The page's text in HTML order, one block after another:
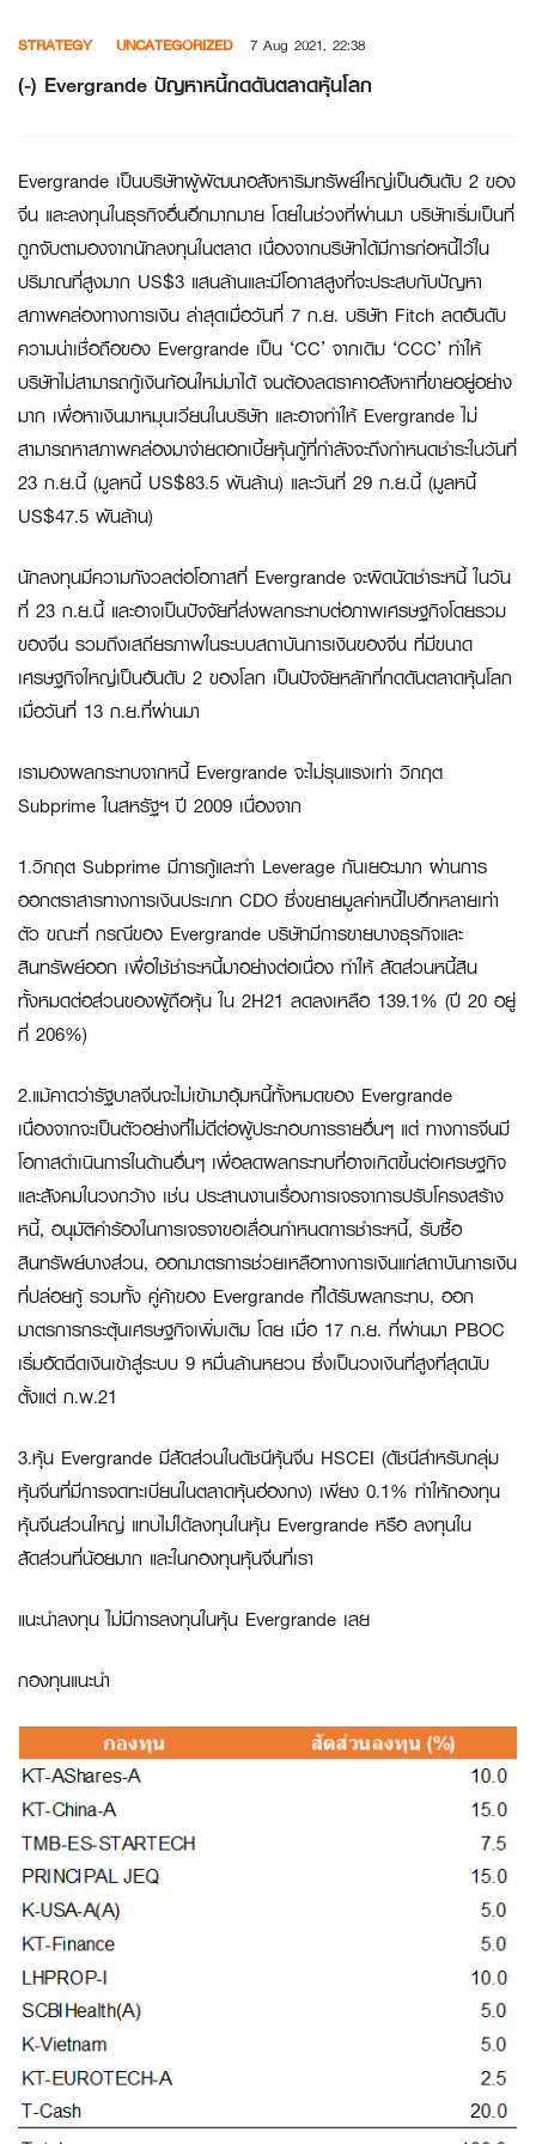
content
STRATEGY UNCATEGORIZED 7 Aug 2021, 22:38
(-) Evergrande ปัญหาหนี้กดดันตลาดหุ้นโลก
Evergrande เป็นบริษัทผู้พัฒนาอสังหาริมทรัพย์ใหญ่เป็นอันดับ 2 ของ
จีน และลงทุนในธุรกิจอื่นอีกมากมาย โดยในช่วงที่ผ่านมา บริษัทเริ่มเป็นที่
ถูกจับตามองจากนักลงทุนในตลาด เนื่องจากบริษัทได้มีการก่อหนี้ไว้ใน
ปริมาณที่สูงมาก US$3 แสนล้านและมีโอกาสสูงที่จะประสบกับปัญหา
สภาพคล่องทางการเงิน ล่าสุดเมื่อวันที่ 7 ก.ย. บริษัท Fitch ลดอันดับ
ความน่าเชื่อถือของ Evergrande เป็น ‘CC’ จากเดิม ‘CCC’ ทำให้
บริษัทไม่สามารถกู้เงินก้อนใหม่มาได้ จนต้องลดราคาอสังหาที่ขายอยู่อย่าง
มาก เพื่อหาเงินมาหมุนเวียนในบริษัท และอาจทำให้ Evergrande ไม่
สามารถหาสภาพคล่องมาจ่ายดอกเบี้ยหุ้นกู้ที่กำลังจะถึงกำหนดชำระในวันที่
23 ก.ย.นี้ (มูลหนี้ US$83.5 พันล้าน) และวันที่ 29 ก.ย.นี้ (มูลหนี้
US$47.5 พันล้าน)
นักลงทุนมีความกังวลต่อโอกาสที่ Evergrande จะผิดนัดชำระหนี้ ในวัน
ที่ 23 ก.ย.นี้ และอาจเป็นปัจจัยที่ส่งผลกระทบต่อภาพเศรษฐกิจโดยรวม
ของจีน รวมถึงเสถียรภาพในระบบสถาบันการเงินของจีน ที่มีขนาด
เศรษฐกิจใหญ่เป็นอันดับ 2 ของโลก เป็นปัจจัยหลักที่กดดันตลาดหุ้นโลก
เมื่อวันที่ 13 ก.ย.ที่ผ่านมา
เรามองผลกระทบจากหนี้ Evergrande จะไม่รุนแรงเท่า วิกฤต
Subprime ในสหรัฐฯ ปี 2009 เนื่องจาก
1.วิกฤต Subprime มีการกู้และทำ Leverage กันเยอะมาก ผ่านการ
ออกตราสารทางการเงินประเภท CDO ซึ่งขยายมูลค่าหนี้ไปอีกหลายเท่า
ตัว ขณะที่ กรณีของ Evergrande บริษัทมีการขายบางธุรกิจและ
สินทรัพย์ออก เพื่อใช้ชำระหนี้มาอย่างต่อเนื่อง ทำให้ สัดส่วนหนี้สิน
ทั้งหมดต่อส่วนของผู้ถือหุ้น ใน 2H21 ลดลงเหลือ 139.1% (ปี 20 อยู่
ที่ 206%)
2.แม้คาดว่ารัฐบาลจีนจะไม่เข้ามาอุ้มหนี้ทั้งหมดของ Evergrande
เนื่องจากจะเป็นตัวอย่างที่ไม่ดีต่อผู้ประกอบการรายอื่นๆ แต่ ทางการจีนมี
โอกาสดำเนินการในด้านอื่นๆ เพื่อลดผลกระทบที่อาจเกิดขึ้นต่อเศรษฐกิจ
และสังคมในวงกว้าง เช่น ประสานงานเรื่องการเจรจาการปรับโครงสร้าง
หนี้, อนุมัติคำร้องในการเจรจาขอเลื่อนกำหนดการชำระหนี้, รับซื้อ
สินทรัพย์บางส่วน, ออกมาตรการช่วยเหลือทางการเงินแก่สถาบันการเงิน
ที่ปล่อยกู้ รวมทั้ง คู่ค้าของ Evergrande ที่ได้รับผลกระทบ, ออก
มาตรการกระตุ้นเศรษฐกิจเพิ่มเติม โดย เมื่อ 17 ก.ย. ที่ผ่านมา PBOC
เริ่มอัดฉีดเงินเข้าสู่ระบบ 9 หมื่นล้านหยวน ซึ่งเป็นวงเงินที่สูงที่สุดนับ
ตั้งแต่ ก.พ.21
3.หุ้น Evergrande มีสัดส่วนในดัชนีหุ้นจีน HSCEI (ดัชนีสำหรับกลุ่ม
หุ้นจีนที่มีการจดทะเบียนในตลาดหุ้นฮ่องกง) เพียง 0.1% ทำให้กองทุน
หุ้นจีนส่วนใหญ่ แทบไม่ได้ลงทุนในหุ้น Evergrande หรือ ลงทุนใน
สัดส่วนที่น้อยมาก และในกองทุนหุ้นจีนที่เรา
แนะนำลงทุน ไม่มีการลงทุนในหุ้น Evergrande เลย
กองทุนแนะนำ